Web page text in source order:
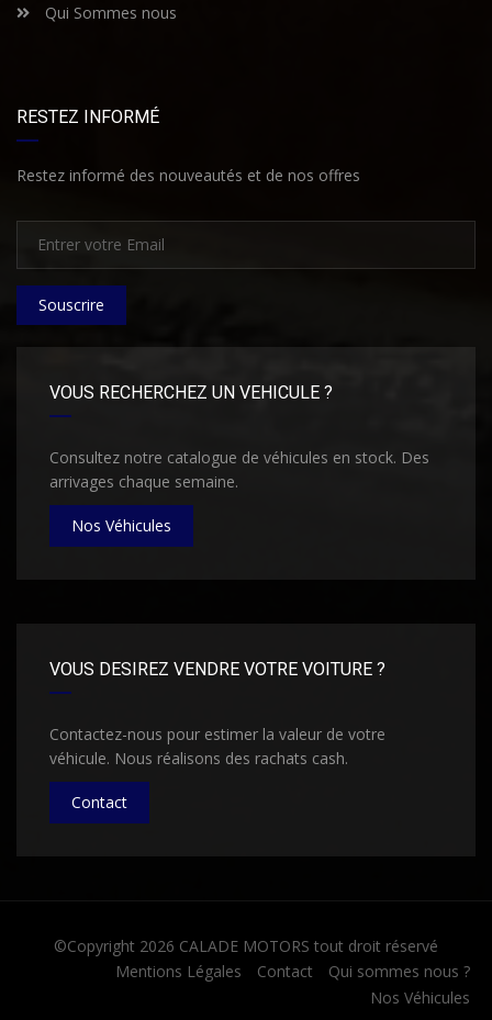
Qui Sommes nous
RESTEZ INFORMÉ
Restez informé des nouveautés et de nos offres
Souscrire
VOUS RECHERCHEZ UN VEHICULE ?
Consultez notre catalogue de véhicules en stock. Des
arrivages chaque semaine.
Nos Véhicules
VOUS DESIREZ VENDRE VOTRE VOITURE ?
Contactez-nous pour estimer la valeur de votre
véhicule. Nous réalisons des rachats cash.
Contact
©Copyright 2026 CALADE MOTORS tout droit réservé
Mentions Légales
Contact
Qui sommes nous ?
Nos Véhicules